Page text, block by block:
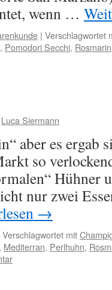
wenn …
| Verschlagwortet
, Pomodori Secchi, Rosmarin
Luca Siermann
aber es ergab
so
Hühner
nur zwei
→
Verschlagwortet mit
, Mediterran, Perlhuhn,